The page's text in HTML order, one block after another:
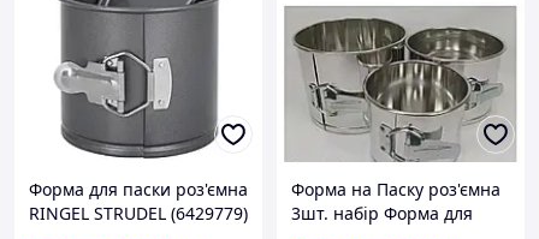
Форма для паски роз'ємна
RINGEL STRUDEL (6429779)
Форма на Паску роз'ємна
3шт. набір Форма для